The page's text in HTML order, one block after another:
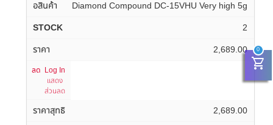
shopping_cart
0
Diamond Compound DC-15VHU Very high 5g
2
2,689.00
Log In
แสดง
ส่วนลด
2,689.00